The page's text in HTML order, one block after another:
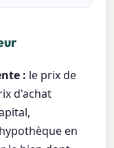
: le prix de
d'achat
en